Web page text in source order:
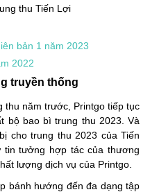
thu Tiến Lợi
bản 1 năm 2023
2022
truyền thống
thu năm trước, Printgo tiếp tục
bộ bao bì trung thu 2023. Và
cho trung thu 2023 của Tiến
tưởng hợp tác của thương
lượng dịch vụ của Printgo.
bánh hướng đến đa dạng tập